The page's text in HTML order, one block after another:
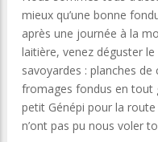
mieux qu’une bonne
après une journée à la
laitière, venez déguster
savoyardes : planches
fromages fondus en tout
petit Génépi pour la
n’ont pas pu nous voler